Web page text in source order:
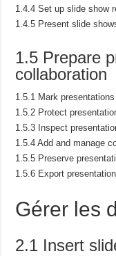
1.4.4 Set up slide show
1.4.5 Present slide
1.5 Prepare
collaboration
1.5.1 Mark
1.5.2 Protect
1.5.3 Inspect
1.5.4 Add and manage
1.5.5 Preserve
1.5.6 Export
Gérer les
2.1 Insert